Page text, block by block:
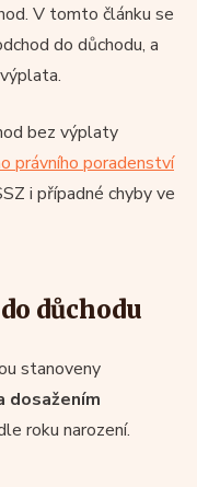
V tomto článku se
do důchodu, a
bez výplaty
právního poradenství
i případné chyby ve
důchodu
stanoveny
dosažením
roku narození.